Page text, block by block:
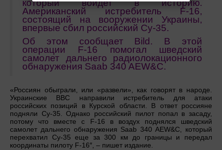
который войдет в историю.
Американский истребитель F-16,
состоящий на вооружении Украины,
впервые сбил российский Су-35.
Об этом сообщает Bild. В этой
операции F-16 помогал шведский
самолет дальнего радиолокационного
обнаружения Saab 340 AEW&C.
«Россиян обыграли, или «развели», как говорят в народе.
Украинские ВВС направили истребитель для атаки
российских позиций в Курской области. В ответ россияне
подняли Су-35. Однако российский пилот попал в засаду,
потому что вместе с F-16 в воздух поднялся шведский
самолет дальнего обнаружения Saab 340 AEW&C, который
перехватил Су-35 еще за 300 км до границы и передал
координаты пилоту F-16″, – пишет издание.